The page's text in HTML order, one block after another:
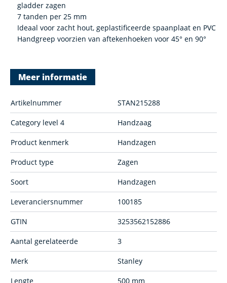
gladder zagen
7 tanden per 25 mm
Ideaal voor zacht hout, geplastificeerde spaanplaat en PVC
Handgreep voorzien van aftekenhoeken voor 45° en 90°
Meer informatie
Artikelnummer STAN215288
Category level 4 Handzaag
Product kenmerk Handzagen
Product type Zagen
Soort Handzagen
Leveranciersnummer 100185
GTIN 3253562152886
Aantal gerelateerde 3
Merk Stanley
Lengte 500 mm